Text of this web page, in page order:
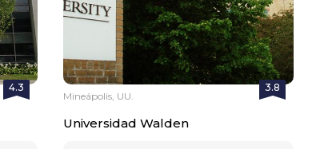
4.3 3.8
Mineápolis, UU.
Universidad Walden